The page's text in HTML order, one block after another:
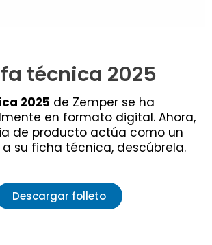
técnica 2025
2025 de Zemper se ha
en formato digital. Ahora,
de producto actúa como un
su ficha técnica, descúbrela.
Descargar folleto